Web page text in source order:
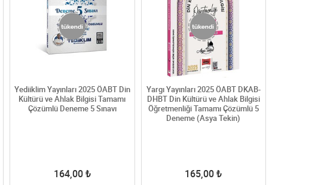
Yediiklim Yayınları 2025 ÖABT Din
Kültürü ve Ahlak Bilgisi Tamamı
Çözümlü Deneme 5 Sınavı
164,00₺
Yargı Yayınları 2025 ÖABT DKAB-
DHBT Din Kültürü ve Ahlak Bilgisi
Öğretmenliği Tamamı Çözümlü 5
Deneme (Asya Tekin)
165,00 ₺